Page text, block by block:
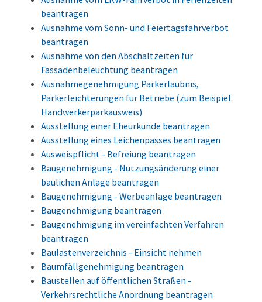
beantragen
Ausnahme vom Sonn- und Feiertagsfahrverbot
beantragen
Ausnahme von den Abschaltzeiten für
Fassadenbeleuchtung beantragen
Ausnahmegenehmigung Parkerlaubnis,
Parkerleichterungen für Betriebe (zum Beispiel
Handwerkerparkausweis)
Ausstellung einer Eheurkunde beantragen
Ausstellung eines Leichenpasses beantragen
Ausweispflicht - Befreiung beantragen
Baugenehmigung - Nutzungsänderung einer
baulichen Anlage beantragen
Baugenehmigung - Werbeanlage beantragen
Baugenehmigung beantragen
Baugenehmigung im vereinfachten Verfahren
beantragen
Baulastenverzeichnis - Einsicht nehmen
Baumfällgenehmigung beantragen
Baustellen auf öffentlichen Straßen -
Verkehrsrechtliche Anordnung beantragen